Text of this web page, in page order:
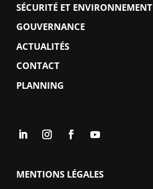
SÉCURITÉ ET ENVIRONNEMENT
GOUVERNANCE
ACTUALITÉS
CONTACT
PLANNING
MENTIONS LÉGALES